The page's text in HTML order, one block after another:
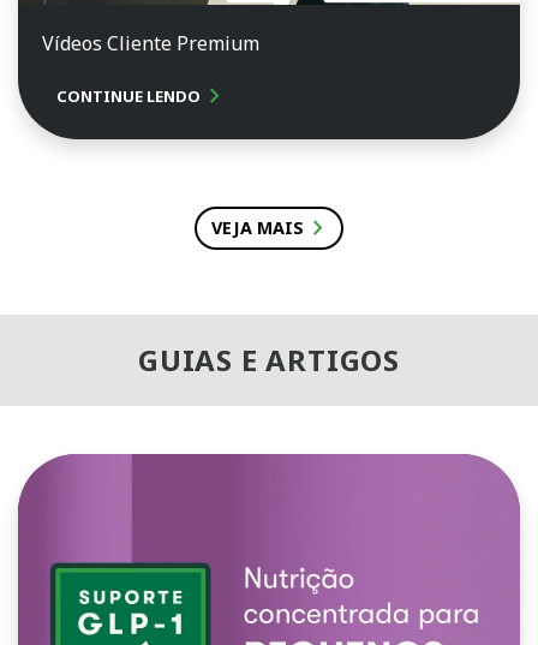
Vídeos Cliente Premium
CONTINUE LENDO chevron_right
VEJA MAIS chevron_right
GUIAS E ARTIGOS